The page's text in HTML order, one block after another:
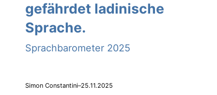
gefährdet ladinische
Sprache.
Sprachbarometer 2025
Simon Constantini–25.11.2025